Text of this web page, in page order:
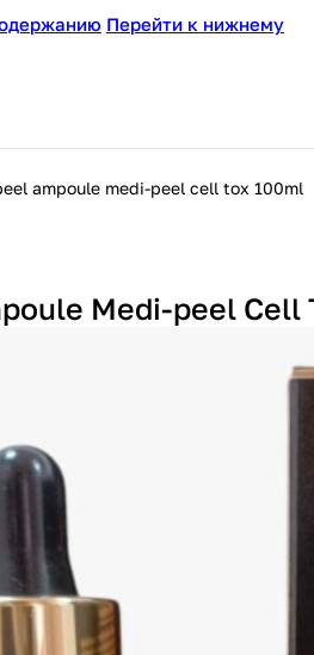
Перейти к нижнему
ampoule medi-peel cell tox 100ml
Medi-peel Cell